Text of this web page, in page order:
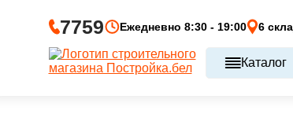
7759 Ежедневно 8:30 - 19:00 6
Каталог